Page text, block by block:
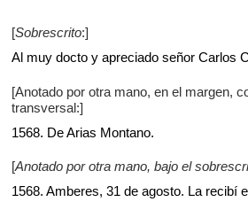
[Sobrescrito:]
Al muy docto y apreciado señor Carlos
[Anotado por otra mano, en el margen,
transversal:]
1568. De Arias Montano.
[Anotado por otra mano, bajo el
1568. Amberes, 31 de agosto. La recibí